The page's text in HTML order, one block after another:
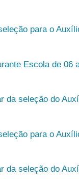
para o
Escola de 06
da seleção do
para o
da seleção do